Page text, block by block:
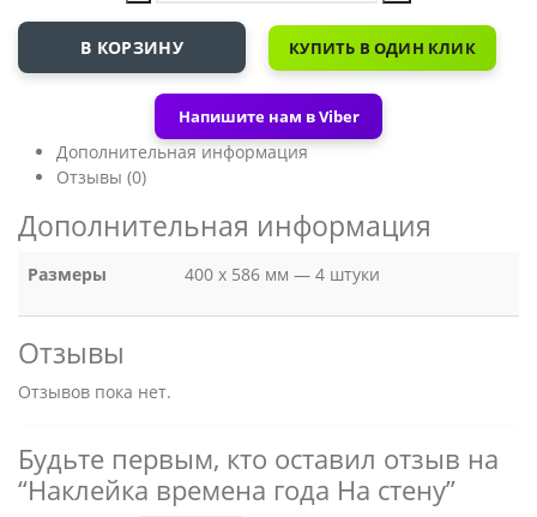
В КОРЗИНУ КУПИТЬ В ОДИН КЛИК
Напишите нам в Viber
Дополнительная информация
Отзывы (0)
Дополнительная информация
Размеры 400 х 586 мм — 4 штуки
Отзывы
Отзывов пока нет.
Будьте первым, кто оставил отзыв на
“Наклейка времена года На стену”